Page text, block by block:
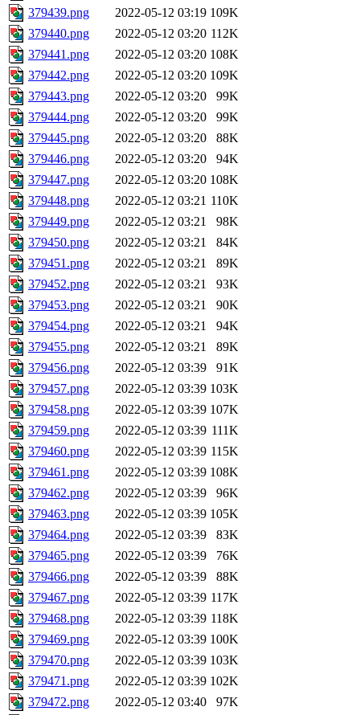
379439.png
2022-05-12 03:19 109K
379440.png
2022-05-12 03:20 112K
379441.png
2022-05-12 03:20 108K
379442.png
2022-05-12 03:20 109K
379443.png
2022-05-12 03:20
99K
379444.png
2022-05-12 03:20
99K
379445.png
2022-05-12 03:20
88K
379446.png
2022-05-12 03:20
94K
379447.png
2022-05-12 03:20 108K
379448.png
2022-05-12 03:21 110K
379449.png
2022-05-12 03:21
98K
379450.png
2022-05-12 03:21
84K
379451.png
2022-05-12 03:21
89K
379452.png
2022-05-12 03:21
93K
379453.png
2022-05-12 03:21
90K
379454.png
2022-05-12 03:21
94K
379455.png
2022-05-12 03:21
89K
379456.png
2022-05-12 03:39
91K
379457.png
2022-05-12 03:39 103K
379458.png
2022-05-12 03:39 107K
379459.png
2022-05-12 03:39 111K
379460.png
2022-05-12 03:39 115K
379461.png
2022-05-12 03:39 108K
379462.png
2022-05-12 03:39
96K
379463.png
2022-05-12 03:39 105K
379464.png
2022-05-12 03:39
83K
379465.png
2022-05-12 03:39
76K
379466.png
2022-05-12 03:39
88K
379467.png
2022-05-12 03:39 117K
379468.png
2022-05-12 03:39 118K
379469.png
2022-05-12 03:39 100K
379470.png
2022-05-12 03:39 103K
379471.png
2022-05-12 03:39 102K
379472.png
2022-05-12 03:40
97K